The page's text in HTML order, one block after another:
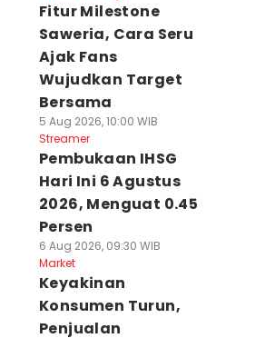
Fitur Milestone
Saweria, Cara Seru
Ajak Fans
Wujudkan Target
Bersama
5 Aug 2026, 10:00 WIB
Streamer
Pembukaan IHSG
Hari Ini 6 Agustus
2026, Menguat 0.45
Persen
6 Aug 2026, 09:30 WIB
Market
Keyakinan
Konsumen Turun,
Penjualan